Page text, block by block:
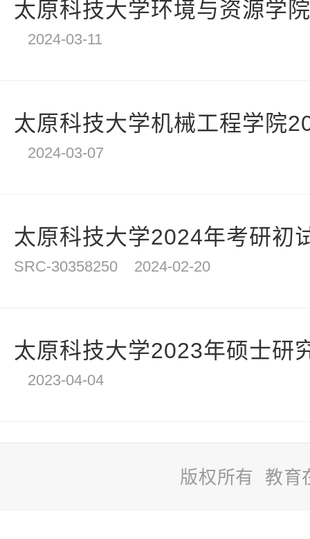
太原科技大学环境与资源学
2024-03-11
太原科技大学机械工程学院
2024-03-07
太原科技大学2024年考研初
SRC-30358250 2024-02-20
太原科技大学2023年硕士研
2023-04-04
版权所有 教育